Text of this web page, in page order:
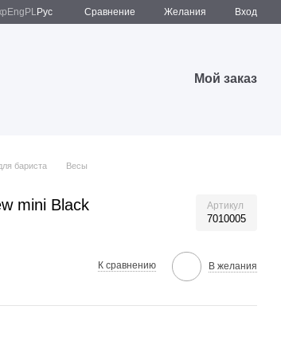
Eng PLРус Сравнение Желания Вход
Мой заказ
бариста
Весы
mini Black Артикул
7010005
К сравнению В желания